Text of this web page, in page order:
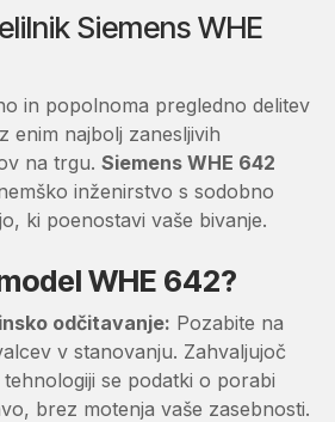
Siemens WHE
in popolnoma pregledno delitev
enim najbolj zanesljivih
na trgu. Siemens WHE 642
inženirstvo s sodobno
ki poenostavi vaše bivanje.
WHE 642?
odčitavanje: Pozabite na
v stanovanju. Zahvaljujoč
se podatki o porabi
brez motenja vaše zasebnosti.